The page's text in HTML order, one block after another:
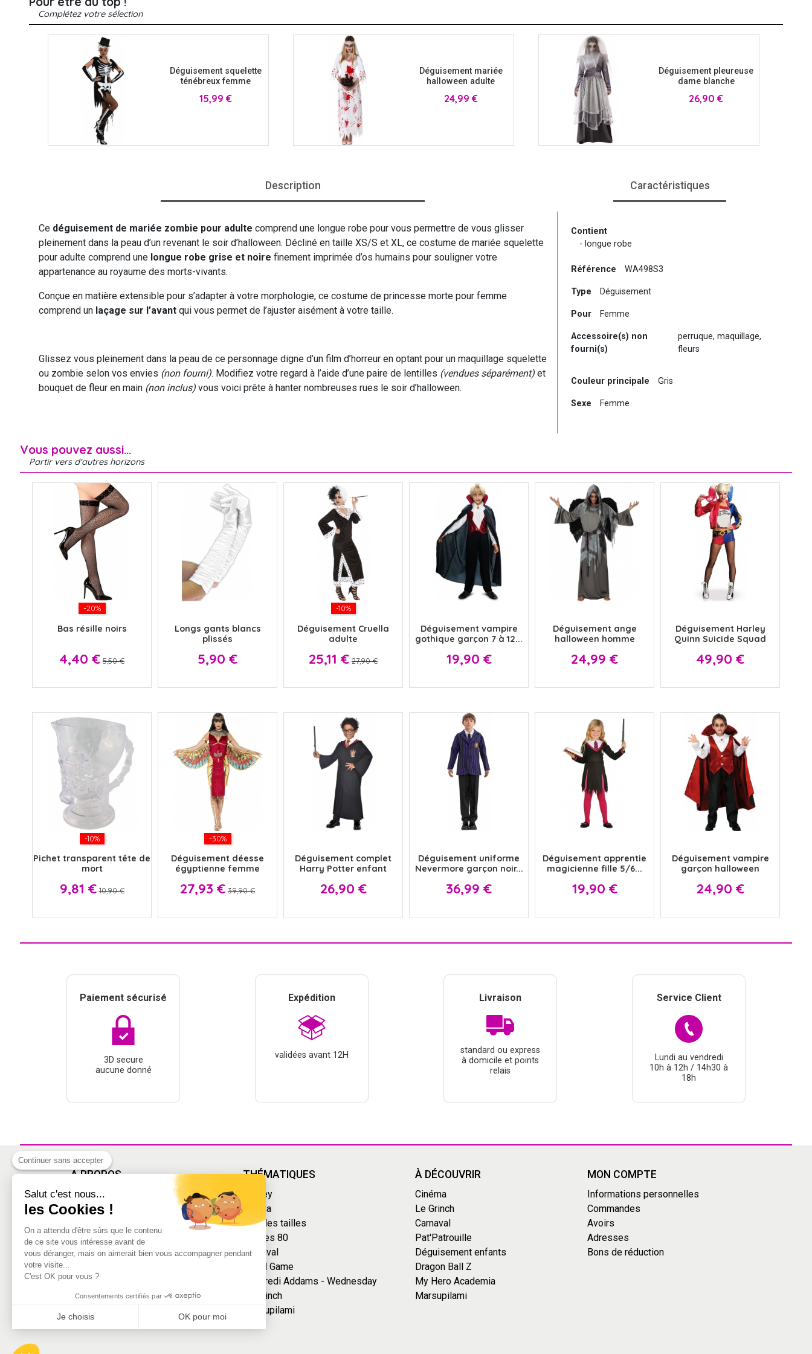
VIKING WESTERN
Complétez votre sélection
Déguisement squelette
ténébreux femme
Prix
15,99 €
Déguisement mariée
halloween adulte
Prix
24,99 €
Déguisement pleureuse
dame blanche
Prix
26,90 €
Description
Ce déguisement de mariée zombie pour adulte comprend une longue robe pour vous permettre de vous glisser
pleinement dans la peau d’un revenant le soir d’halloween. Décliné en taille XS/S et XL, ce costume de mariée squelette
pour adulte comprend une longue robe grise et noire finement imprimée d’os humains pour souligner votre
appartenance au royaume des morts-vivants.
Conçue en matière extensible pour s’adapter à votre morphologie, ce costume de princesse morte pour femme
comprend un laçage sur l’avant qui vous permet de l’ajuster aisément à votre taille.
Glissez vous pleinement dans la peau de ce personnage digne d’un film d’horreur en optant pour un maquillage squelette
ou zombie selon vos envies (non fourni). Modifiez votre regard à l’aide d’une paire de lentilles (vendues séparément) et
bouquet de fleur en main (non inclus) vous voici prête à hanter nombreuses rues le soir d’halloween.
Caractéristiques
Contient
- longue robe
Référence WA498S3
Type Déguisement
Pour Femme
Accessoire(s) non
fourni(s)
perruque, maquillage,
fleurs
Couleur principale Gris
Sexe Femme
Vous pouvez aussi...
Partir vers d'autres horizons
-20%
Bas résille noirs
Prix
4,40 € 5,50 €
Longs gants blancs
plissés
Prix
5,90 €
-10%
Déguisement Cruella
adulte
Prix
25,11 € 27,90 €
Déguisement vampire
gothique garçon 7 à 12...
Prix
19,90 €
Déguisement ange
halloween homme
Prix
24,99 €
Déguisement Harley
Quinn Suicide Squad
Prix
49,90 €
-10%
Pichet transparent tête de
mort
Prix
9,81 € 10,90 €
-30%
Déguisement déesse
égyptienne femme
Prix
27,93 € 39,90 €
Déguisement complet
Harry Potter enfant
Prix
26,90 €
Déguisement uniforme
Nevermore garçon noir...
Prix
36,99 €
Déguisement apprentie
magicienne fille 5/6...
Prix
19,90 €
Déguisement vampire
garçon halloween
Prix
24,90 €
Paiement sécurisé
3D secure
aucune donné
Expédition
validées avant 12H
Livraison
standard ou express
à domicile et points
relais
Service Client
Lundi au vendredi
10h à 12h / 14h30 à
18h
À PROPOS
Livraison
Mentions légales
Conditions Générales de Vente
Découvrir la magie du déguisement
Paiement sécurisé
THÉMATIQUES
Disney
Manga
Grandes tailles
Années 80
Carnaval
Squid Game
Mercredi Addams - Wednesday
Le Grinch
Marsupilami
À DÉCOUVRIR
Cinéma
Le Grinch
Carnaval
Pat'Patrouille
Déguisement enfants
Dragon Ball Z
My Hero Academia
Marsupilami
MON COMPTE
Informations personnelles
Commandes
Avoirs
Adresses
Bons de réduction
Continuer sans accepter
Salut c'est nous...
les Cookies !
On a attendu d'être sûrs que le contenu
de ce site vous intéresse avant de
vous déranger, mais on aimerait bien vous accompagner pendant
votre visite...
C'est OK pour vous ?
Consentements certifiés par
Je choisis OK pour moi